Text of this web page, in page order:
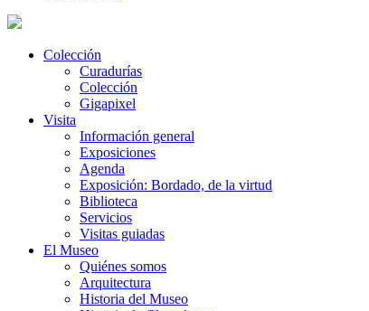
Colección
Curadurías
Colección
Gigapixel
Visita
Información general
Exposiciones
Agenda
Exposición: Bordado, de la virtud
Biblioteca
Servicios
Visitas guiadas
El Museo
Quiénes somos
Arquitectura
Historia del Museo